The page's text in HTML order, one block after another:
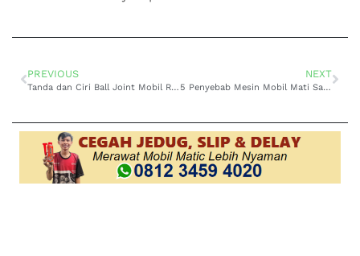
PREVIOUS
Tanda dan Ciri Ball Joint Mobil Rusak
NEXT
5 Penyebab Mesin Mobil Mati Saat Panas